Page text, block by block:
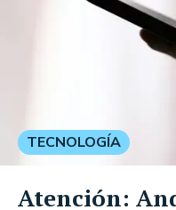
TECNOLOGÍA
Atención: